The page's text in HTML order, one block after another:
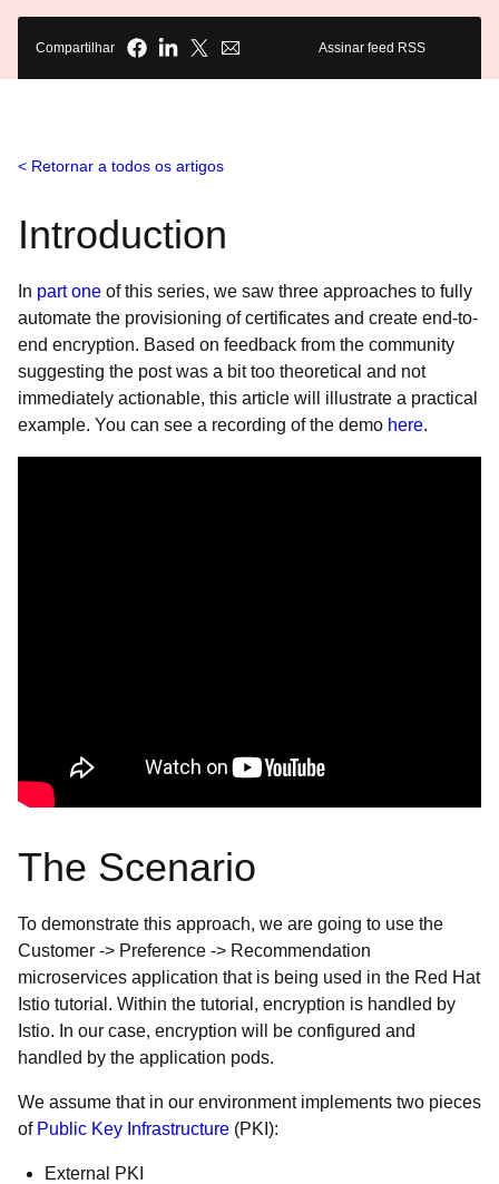
Compartilhar Assinar feed RSS
Retornar a todos os artigos
Introduction
In part one of this series, we saw three approaches to fully
automate the provisioning of certificates and create end-to-
end encryption. Based on feedback from the community
suggesting the post was a bit too theoretical and not
immediately actionable, this article will illustrate a practical
example. You can see a recording of the demo here.
The Scenario
To demonstrate this approach, we are going to use the
Customer -> Preference -> Recommendation
microservices application that is being used in the Red Hat
Istio tutorial. Within the tutorial, encryption is handled by
Istio. In our case, encryption will be configured and
handled by the application pods.
We assume that in our environment implements two pieces
of Public Key Infrastructure (PKI):
External PKI